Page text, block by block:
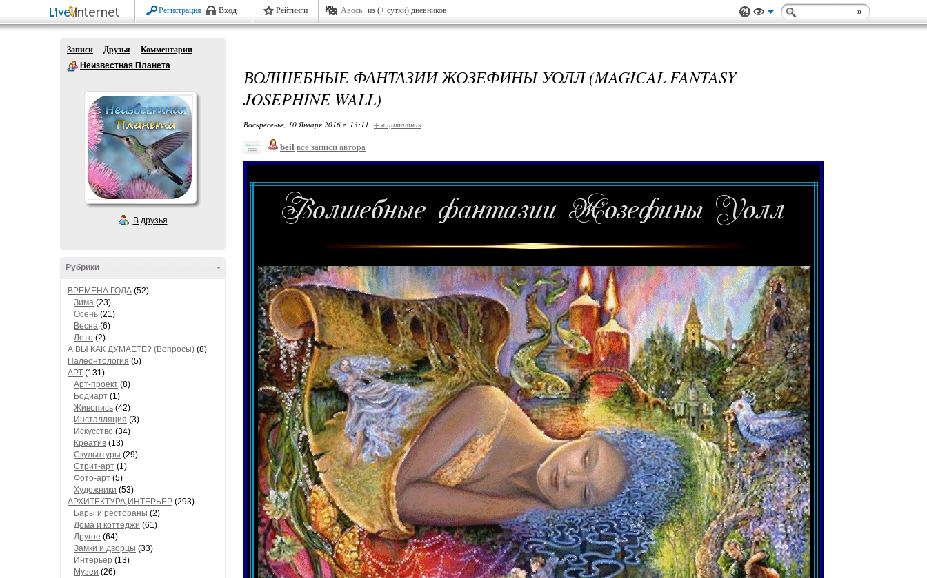
Регистрация Вход Рейтинги Авось из (+ сутки) дневников
Записи Друзья
Комментарии
Неизвестная Планета
В друзья
-
Рубрики
ВРЕМЕНА ГОДА (52)
Зима (23)
Осень (21)
Весна (6)
Лето (2)
А ВЫ КАК ДУМАЕТЕ? (Вопросы) (8)
Палеонтология (5)
АРТ (131)
Арт-проект (8)
Бодиарт (1)
Живопись (42)
Инсталляция (3)
Искусство (34)
Креатив (13)
Скульптуры (29)
Стрит-арт (1)
Фото-арт (5)
Художники (53)
АРХИТЕКТУРА,ИНТЕРЬЕР (293)
Бары и рестораны (2)
Дома и коттеджи (61)
Другое (64)
Замки и дворцы (33)
Интерьер (13)
Музеи (26)
ВОЛШЕБНЫЕ ФАНТАЗИИ ЖОЗЕФИНЫ УОЛЛ (MAGICAL FANTASY
JOSEPHINE WALL)
Воскресенье, 10 Января 2016 г. 13:11 + в цитатник
beil все записи автора